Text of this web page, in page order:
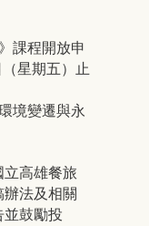
課程開放申
星期五）止
境變遷與永
立高雄餐旅
法及相關
並鼓勵投